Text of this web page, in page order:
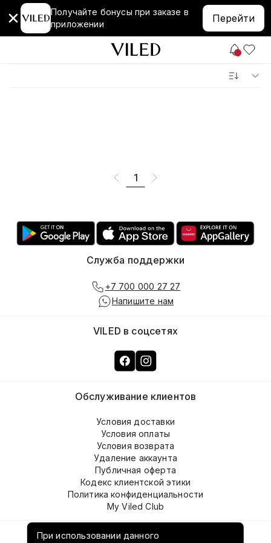
Получайте бонусы при заказе в
приложении
Перейти
1
При использовании данного
О компании
Обслуживание клиентов
Условия доставки
Условия оплаты
Условия возврата
Удаление аккаунта
Публичная оферта
Кодекс клиентской этики
Политика конфиденциальности
My Viled Club
VILED в соцсетях
Служба поддержки
+7 700 000 27 27
Напишите нам